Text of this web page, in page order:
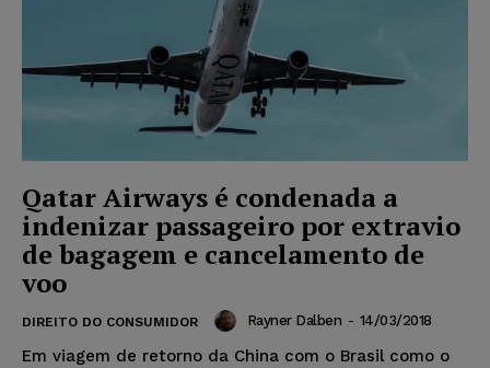
Qatar Airways é condenada a
indenizar passageiro por extravio
de bagagem e cancelamento de
voo
DIREITO DO CONSUMIDOR Rayner Dalben - 14/03/2018
Em viagem de retorno da China com o Brasil como o